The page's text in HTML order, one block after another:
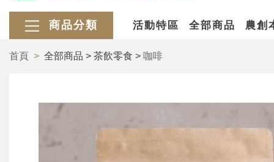
商品分類 活動特區 全部商品 農創
首頁 全部商品 > 茶飲零食 > 咖啡